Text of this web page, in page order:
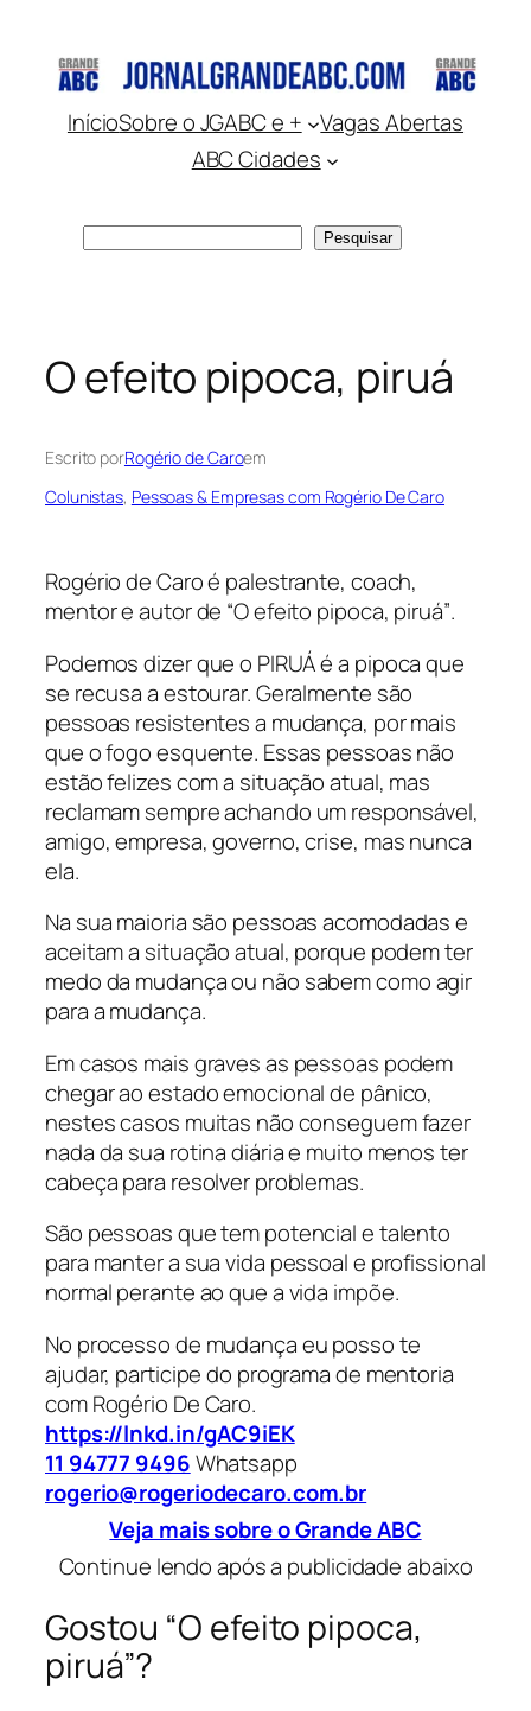
conteúdo
InícioSobre o JGABC e +
Vagas Abertas
ABC Cidades
Pesquisar
O efeito pipoca, piruá
Escrito porRogério de Caroem
Colunistas, Pessoas & Empresas com Rogério De Caro
Rogério de Caro é palestrante, coach,
mentor e autor de “O efeito pipoca, piruá”.
Podemos dizer que o PIRUÁ é a pipoca que
se recusa a estourar. Geralmente são
pessoas resistentes a mudança, por mais
que o fogo esquente. Essas pessoas não
estão felizes com a situação atual, mas
reclamam sempre achando um responsável,
amigo, empresa, governo, crise, mas nunca
ela.
Na sua maioria são pessoas acomodadas e
aceitam a situação atual, porque podem ter
medo da mudança ou não sabem como agir
para a mudança.
Em casos mais graves as pessoas podem
chegar ao estado emocional de pânico,
nestes casos muitas não conseguem fazer
nada da sua rotina diária e muito menos ter
cabeça para resolver problemas.
São pessoas que tem potencial e talento
para manter a sua vida pessoal e profissional
normal perante ao que a vida impõe.
No processo de mudança eu posso te
ajudar, participe do programa de mentoria
com Rogério De Caro.
https://lnkd.in/gAC9iEK
11 94777 9496Whatsapp
rogerio@rogeriodecaro.com.br
Veja mais sobre o Grande ABC
Continue lendo após a publicidade abaixo
Gostou “O efeito pipoca,
piruá”?